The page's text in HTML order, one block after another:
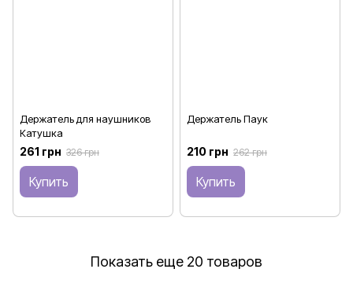
Держатель для наушников
Катушка
261 грн 326 грн
Купить
Держатель Паук
210 грн 262 грн
Купить
Показать еще 20 товаров